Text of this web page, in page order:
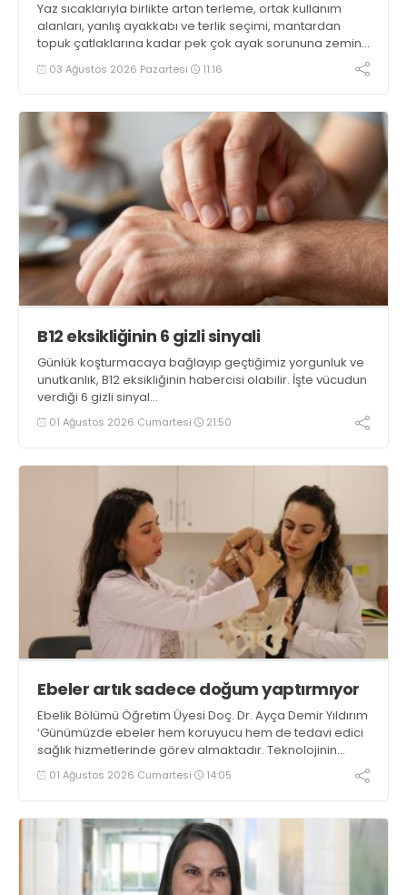
Yaz sıcaklarıyla birlikte artan terleme, ortak kullanım
alanları, yanlış ayakkabı ve terlik seçimi, mantardan
topuk çatlaklarına kadar pek çok ayak sorununa zemin
hazırlıyor. İstanbul Okan Üniversitesi Hastanesi Podoloji
(Ayak Sağlığı) Kliniğinden Podolog Fahrettin Başar,
önlenebileceğini söylüyor
03 Ağustos 2026 Pazartesi 11:16
B12 eksikliğinin 6 gizli sinyali
Günlük koşturmacaya bağlayıp geçtiğimiz yorgunluk ve
unutkanlık, B12 eksikliğinin habercisi olabilir. İşte vücudun
verdiği 6 gizli sinyal…
01 Ağustos 2026 Cumartesi 21:50
Ebeler artık sadece doğum yaptırmıyor
Ebelik Bölümü Öğretim Üyesi Doç. Dr. Ayça Demir Yıldırım
‘Günümüzde ebeler hem koruyucu hem de tedavi edici
sağlık hizmetlerinde görev almaktadır. Teknolojinin
gelişmesiyle birlikte uzaktan takip, mobil uygulamalar ve
tele-sağlık gibi yöntemlerle daha fazla kişiye
01 Ağustos 2026 Cumartesi 14:05